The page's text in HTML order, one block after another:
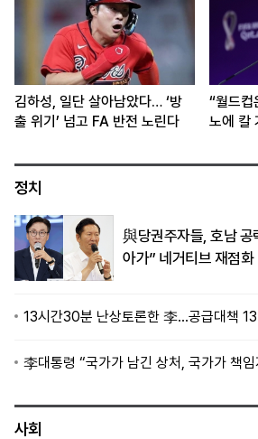
김하성, 일단 살아남았다… ‘방
출 위기’ 넘고 FA 반전 노린다
“월드컵
노에 칼
정치
與당권주자들, 호남
아가” 네거티브 재점화
13시간30분 난상토론한 李…공급대책 13
李대통령 “국가가 남긴 상처, 국가가 책
사회